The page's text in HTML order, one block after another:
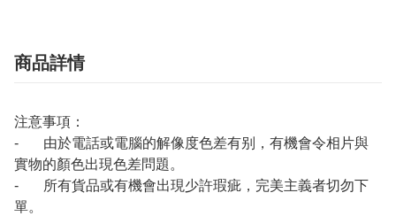
商品詳情
注意事項：
- 由於電話或電腦的解像度色差有别，有機會令相片與
實物的顏色出現色差問題。
- 所有貨品或有機會出現少許瑕疵，完美主義者切勿下
單。